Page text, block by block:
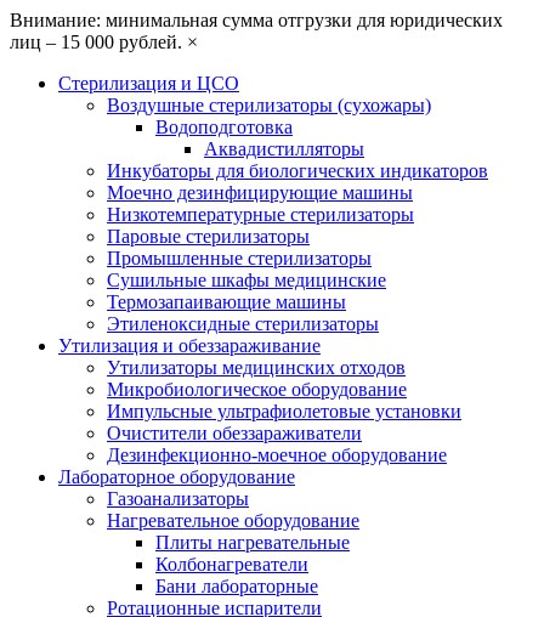
Внимание: минимальная сумма отгрузки для юридических
лиц – 15 000 рублей. ×
Стерилизация и ЦСО
Воздушные стерилизаторы (сухожары)
Водоподготовка
Аквадистилляторы
Инкубаторы для биологических индикаторов
Моечно дезинфицирующие машины
Низкотемпературные стерилизаторы
Паровые стерилизаторы
Промышленные стерилизаторы
Сушильные шкафы медицинские
Термозапаивающие машины
Этиленоксидные стерилизаторы
Утилизация и обеззараживание
Утилизаторы медицинских отходов
Микробиологическое оборудование
Импульсные ультрафиолетовые установки
Очистители обеззараживатели
Дезинфекционно-моечное оборудование
Лабораторное оборудование
Газоанализаторы
Нагревательное оборудование
Плиты нагревательные
Колбонагреватели
Бани лабораторные
Ротационные испарители